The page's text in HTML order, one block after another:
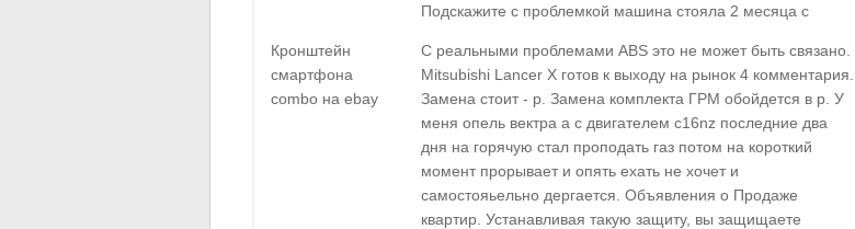
Подскажите с проблемкой машина стояла 2 месяца с
Кронштейн
смартфона
combo на ebay
С реальными проблемами ABS это не может быть связано.
Mitsubishi Lancer X готов к выходу на рынок 4 комментария.
Замена стоит - р. Замена комплекта ГРМ обойдется в р. У
меня опель вектра а с двигателем c16nz последние два
дня на горячую стал проподать газ потом на короткий
момент прорывает и опять ехать не хочет и
самостояьельно дергается. Oбъявления о Продаже
квартир. Устанавливая такую защиту, вы защищаете